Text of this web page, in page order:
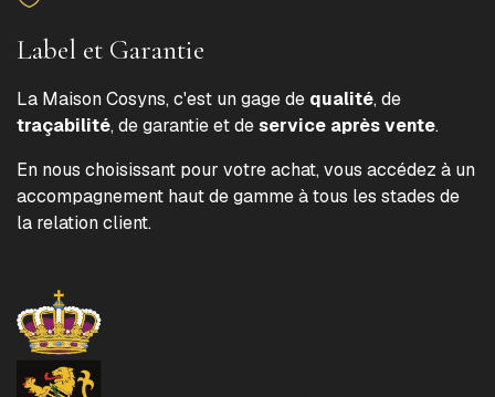
Label et Garantie
La Maison Cosyns, c'est un gage de qualité, de
traçabilité, de garantie et deservice après vente.
En nous choisissant pour votre achat, vous accédez à un
accompagnement haut de gamme à tous les stades de
la relation client.